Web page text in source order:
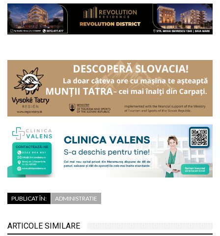
PUBLICAT ÎN: ADMINISTRATIE
ARTICOLE SIMILARE